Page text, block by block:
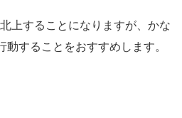
上することになりますが、かな
動することをおすすめします。